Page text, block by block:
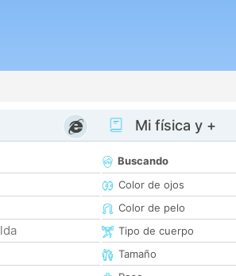
Mi física y +
Buscando
Color de ojos
Color de pelo
Tipo de cuerpo
Tamaño